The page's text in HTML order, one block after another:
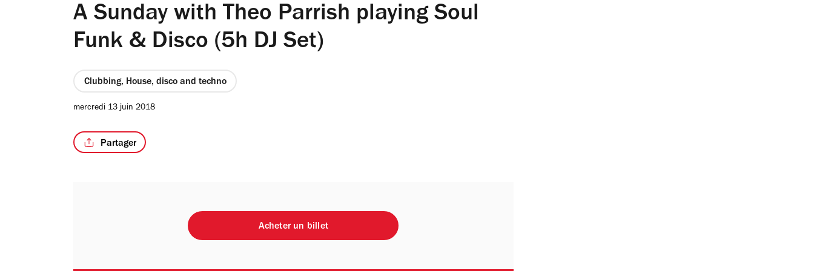
A Sunday with Theo Parrish playing Soul
Funk & Disco (5h DJ Set)
Clubbing, House, disco and techno
mercredi 13 juin 2018
Partager
Acheter un billet